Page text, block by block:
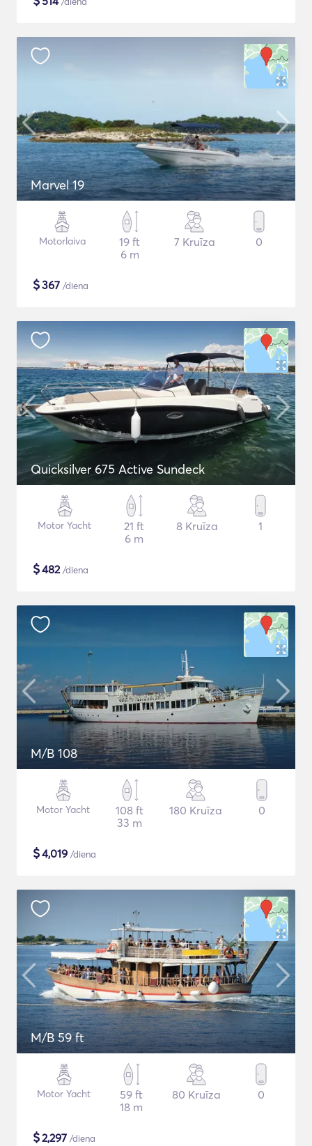
Marvel 19
Motorlaiva
19 ft
6 m
7 Kruīza 0
$367 /diena
Quicksilver 675 Active Sundeck
Motor Yacht
21 ft
6 m
8 Kruīza 1
$482/diena
M/B 108
Motor Yacht
108 ft
33 m
180 Kruīza 0
$4,019 /diena
M/B 59 ft
Motor Yacht
59 ft
18 m
80 Kruīza 0
$2,297 /diena